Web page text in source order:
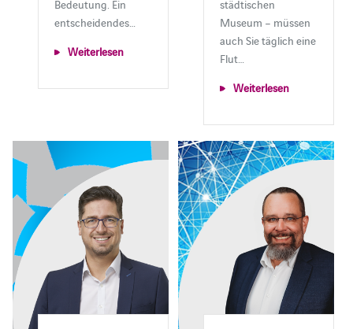
Bedeutung. Ein
entscheidendes…
Weiterlesen
städtischen
Museum ­– müssen
auch Sie täglich eine
Flut…
Weiterlesen